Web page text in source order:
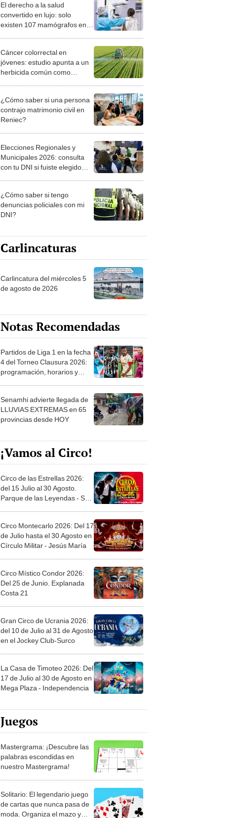
El derecho a la salud
convertido en lujo: solo
existen 107 mamógrafos en
Cáncer colorrectal en
jóvenes: estudio apunta a un
herbicida común como
¿Cómo saber si una persona
contrajo matrimonio civil en
Reniec?
Elecciones Regionales y
Municipales 2026: consulta
con tu DNI si fuiste elegido
la ONPE
¿Cómo saber si tengo
denuncias policiales con mi
DNI?
Carlincaturas
Carlincatura del miércoles 5
de agosto de 2026
Notas Recomendadas
Partidos de Liga 1 en la fecha
4 del Torneo Clausura 2026:
programación, horarios y
Senamhi advierte llegada de
LLUVIAS EXTREMAS en 65
provincias desde HOY
¡Vamos al Circo!
Circo de las Estrellas 2026:
del 15 Julio al 30 Agosto.
Parque de las Leyendas - San
Circo Montecarlo 2026: Del 17
de Julio hasta el 30 Agosto en
Círculo Militar - Jesús María
Circo Místico Condor 2026:
Del 25 de Junio. Explanada
Costa 21
Gran Circo de Ucrania 2026:
del 10 de Julio al 31 de Agosto
en el Jockey Club-Surco
La Casa de Timoteo 2026: Del
17 de Julio al 30 de Agosto en
Mega Plaza - Independencia
Juegos
Mastergrama: ¡Descubre las
palabras escondidas en
nuestro Mastergrama!
Solitario: El legendario juego
de cartas que nunca pasa de
moda. Organiza el mazo y